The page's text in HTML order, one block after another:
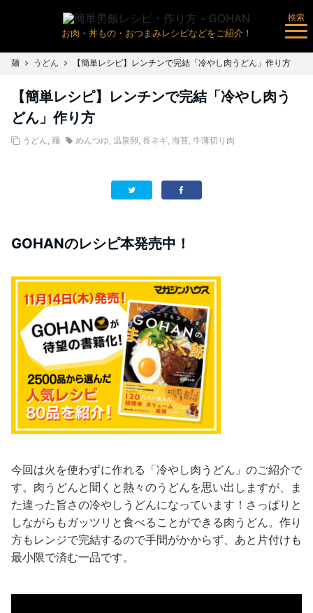
お肉・丼もの・おつまみレシピなどをご紹介！
検索
麺 うどん 【簡単レシピ】レンチンで完結「冷やし肉うどん」作り方
【簡単レシピ】レンチンで完結「冷やし肉う
どん」作り方
うどん, 麺 めんつゆ, 温泉卵, 長ネギ, 海苔, 牛薄切り肉
GOHANのレシピ本発売中！
今回は火を使わずに作れる「冷やし肉うどん」のご紹介で
す。肉うどんと聞くと熱々のうどんを思い出しますが、ま
た違った旨さの冷やしうどんになっています！さっぱりと
しながらもガッツリと食べることができる肉うどん。作り
方もレンジで完結するので手間がかからず、あと片付けも
最小限で済む一品です。